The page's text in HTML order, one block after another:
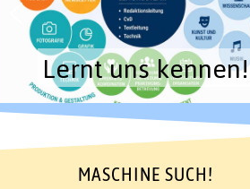
Lernt uns kennen!
MASCHINE SUCH!